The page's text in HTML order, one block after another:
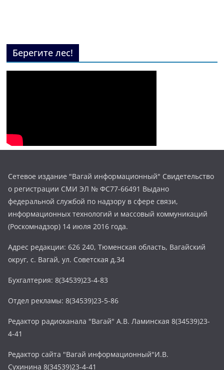
Берегите лес!
Сетевое издание "Вагай информационный" Свидетельство
о регистрации СМИ ЭЛ № ФС77-66491 Выдано
федеральной службой по надзору в сфере связи,
информационных технологий и массовый коммуникаций
(Роскомнадзор) 14 июля 2016 года.
Адрес редакции: 626 240, Тюменская область, Вагайский
округ, с. Вагай, ул. Советская д.34
Бухгалтерия: 8(34539)23-4-83
Отдел рекламы: 8(34539)23-5-86
Редактор радиоканала "Вагай" А.В. Ламинская 8(34539)23-
4-41
Редактор сайта "Вагай информационный"И.В.
Сухинина 8(34539)23-4-41